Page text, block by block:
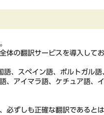
体の翻訳サービスを導入して
、スペイン語、ポルトガル語
、アイマラ語、ケチュア語、
必ずしも正確な翻訳であると